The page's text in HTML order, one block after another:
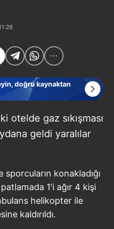
doğru kaynaktan
otelde gaz sıkışması
geldi yaralılar
konakladığı
1'i ağır 4 kişi
helikopter ile
kaldırıldı.